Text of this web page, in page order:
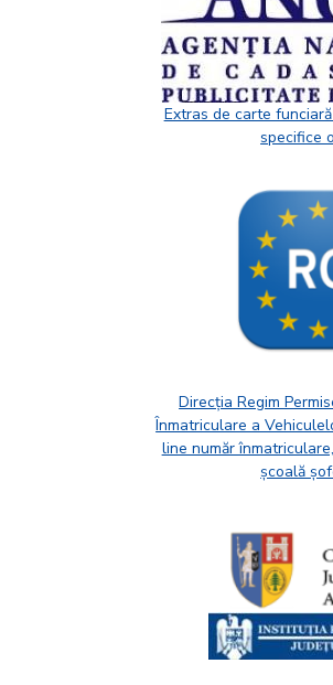
Extras de carte
specifice
Direcția Regim
Înmatriculare a
line număr
școală